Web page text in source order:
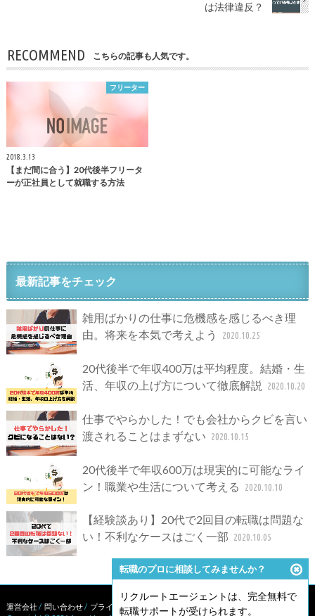
は法律違反？
RECOMMEND こちらの記事も人気です。
フリーター
2018.3.13
【まだ間に合う】20代後半フリータ
ーが正社員として就職する方法
最新記事をチェック
雑用ばかりの仕事に危機感を感じるべき理
由。将来を本気で考えよう
2020.10.25
20代後半で年収400万は平均程度。結婚・生
活、年収の上げ方について徹底解説
2020.10.20
仕事でやらかした！でも会社からクビを言い
渡されることはまずない 2020.10.15
20代後半で年収600万は現実的に可能なライ
ン！職業や生活について考える
2020.10.10
【経験談あり】20代で2回目の転職は問題な
い！不利なケースはごく一部 2020.10.05
運営会社 / 問い合わせ/ プライバシーポリシー / サイトポリシー
転職のプロに相談してみませんか？
リクルートエージェントは、完全無料で
転職サポートが受けられます。